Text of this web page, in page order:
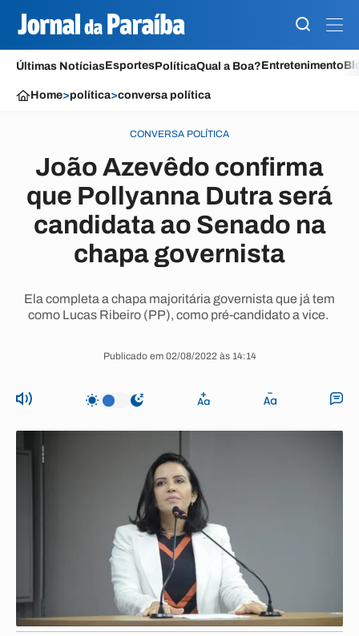
Últimas NotíciasEsportesPolíticaQual a Boa?Entretenimento
Home>política>conversa política
CONVERSA POLÍTICA
João Azevêdo confirma
que Pollyanna Dutra será
candidata ao Senado na
chapa governista
Ela completa a chapa majoritária governista que já tem
como Lucas Ribeiro (PP), como pré-candidato a vice.
Publicado em 02/08/2022 às 14:14